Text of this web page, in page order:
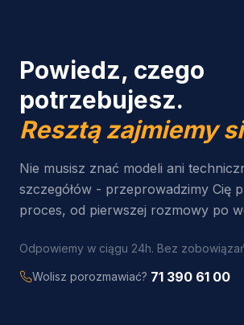
Powiedz, czego
potrzebujesz.
Resztą zajmiemy
Nie musisz znać modeli ani
szczegółów - przeprowadzimy Cię
proces, od pierwszej rozmowy po
Odpowiemy w ciągu 24h. Bez
Wolisz porozmawiać? 71 390 61 00